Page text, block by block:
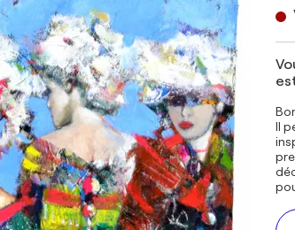
Il